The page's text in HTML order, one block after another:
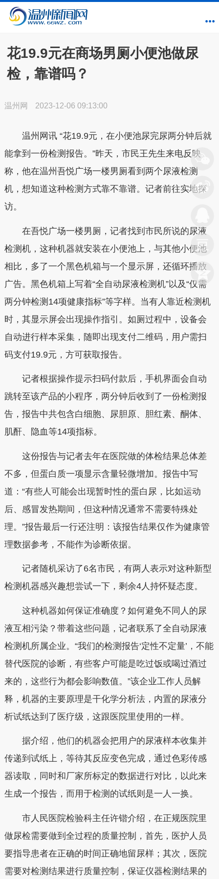
花19.9元在商场男厕小便池做尿
检，靠谱吗？
温州网 2023-12-06 09:13:00
温州网讯 “花19.9元，在小便池尿完尿两分钟后就
能拿到一份检测报告。”昨天，市民王先生来电反映
称，他在温州吾悦广场一楼男厕看到两个尿液检测
机，想知道这种检测方式靠不靠谱。记者前往实地探
访。
在吾悦广场一楼男厕，记者找到市民所说的尿液
检测机，这种机器就安装在小便池上，与其他小便池
相比，多了一个黑色机箱与一个显示屏，还循环播放
广告。黑色机箱上写着“全自动尿液检测机”以及“仅需
两分钟检测14项健康指标”等字样。当有人靠近检测机
时，其显示屏会出现操作指引。如厕过程中，设备会
自动进行样本采集，随即出现支付二维码，用户需扫
码支付19.9元，方可获取报告。
记者根据操作提示扫码付款后，手机界面会自动
跳转至该产品的小程序，两分钟后收到了一份检测报
告，报告中共包含白细胞、尿胆原、胆红素、酮体、
肌酐、隐血等14项指标。
这份报告与记者去年在医院做的体检结果总体差
不多，但蛋白质一项显示含量轻微增加。报告中写
道：“有些人可能会出现暂时性的蛋白尿，比如运动
后、感冒发热期间，但这种情况通常不需要特殊处
理。”报告最后一行还注明：该报告结果仅作为健康管
理数据参考，不能作为诊断依据。
记者随机采访了6名市民，有两人表示对这种新型
检测机器感兴趣想尝试一下，剩余4人持怀疑态度。
这种机器如何保证准确度？如何避免不同人的尿
液互相污染？带着这些问题，记者联系了全自动尿液
检测机所属企业。“我们的检测报告‘定性不定量’，不能
替代医院的诊断，有些客户可能是吃过饭或喝过酒过
来的，这些行为都会影响数值。”该企业工作人员解
释，机器的主要原理是干化学分析法，内置的尿液分
析试纸达到了医疗级，这跟医院里使用的一样。
据介绍，他们的机器会把用户的尿液样本收集并
传递到试纸上，等待其反应变色完成，通过色彩传感
器读取，同时和厂家所标定的数据进行对比，以此来
生成一个报告，而用于检测的试纸则是一人一换。
市人民医院检验科主任许锴介绍，在正规医院里
做尿检需要做到全过程的质量控制，首先，医护人员
要指导患者在正确的时间正确地留尿样；其次，医院
需要对检测结果进行质量控制，保证仪器检测结果的